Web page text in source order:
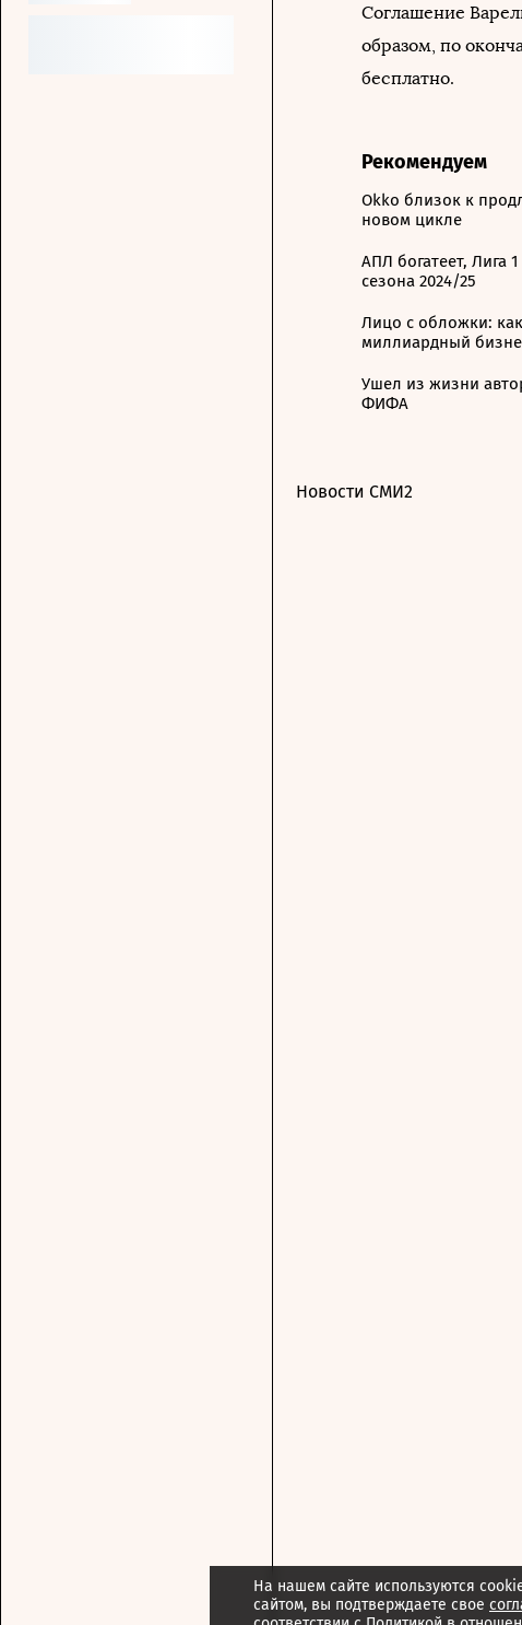
На нашем сайте используются
сайтом, вы подтверждаете свое
Соглашение
образом, по
бесплатно.
Рекомендуем
Okko близок к
новом цикле
АПЛ богатеет, Лига
сезона 2024/25
Лицо с обложки:
миллиардный
Ушел из жизни
ФИФА
Новости СМИ2